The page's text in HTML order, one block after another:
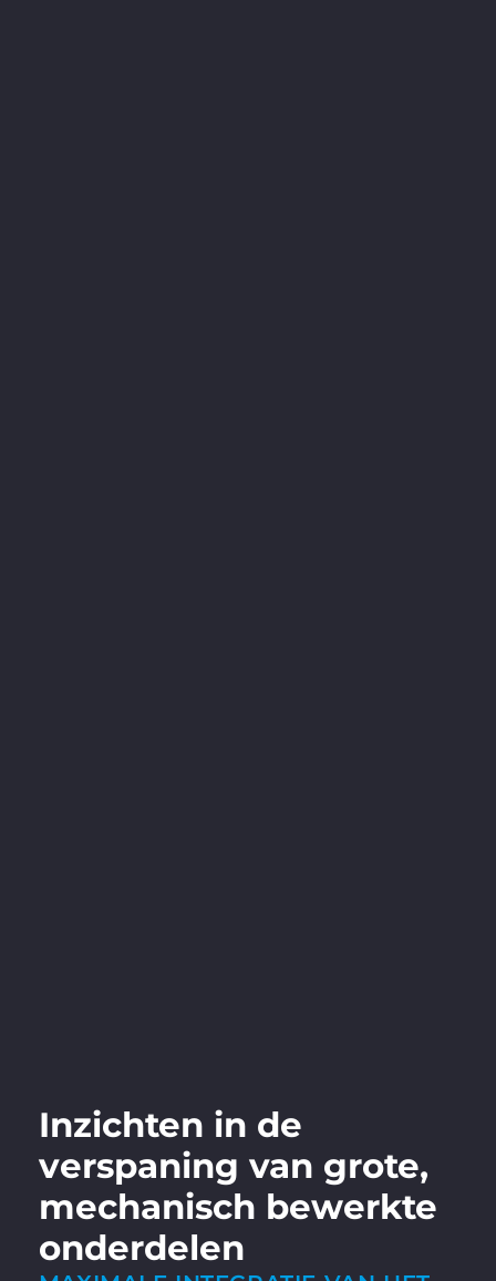
Inzichten in de
verspaning van grote,
mechanisch bewerkte
onderdelen